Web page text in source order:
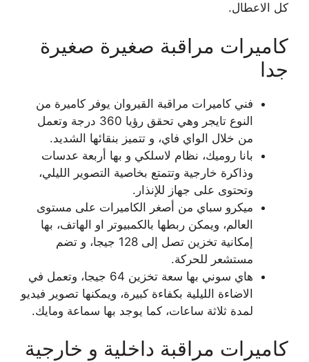
كل الاعطال.
كاميرات مراقبة صغيرة صغيرة
جدا
فني كاميرات مراقبة القيروان يوفر كاميرة من
النوع تايجر وهي تحقق رؤيا 360 درجة وتعمل
من خلال الواي فاي، و تتميز بنقائها الشديد.
بانا روميك، نظام لاسلكي و بها أربعة عدسات
وذاكرة خارجية وتتمتع بخاصية التصوير الليلي،
وتحتوى على جهاز للإنذار.
ميكرو سباي من أصغر الكاميرات على مستوى
العالم، ويمكن ربطها بالكمبيوتر او الهاتف، بها
إمكانية تخزين تصل إلى 128 جيجا، و تضم
مستشعر للحركة.
هاي سوني بها سعة تخزين 64 جيجا، وتعمل في
الاضاءة الليلية بكفاءة كبيرة، ويمكنها تصوير فيديو
لمدة ثلاثة ساعات، كما يوجد بها سماعة ومايك.
كاميرات مراقبة داخلية و خارجية